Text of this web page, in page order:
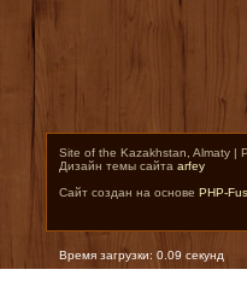
Site of the Kazakhstan, Almaty |
Дизайн темы сайта arfey
Сайт создан на основе PHP-
Время загрузки: 0.09 секунд